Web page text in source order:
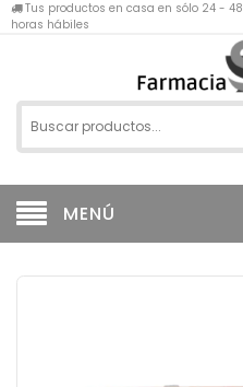
Tus productos en casa en sólo 24 - 48
horas hábiles
MENÚ